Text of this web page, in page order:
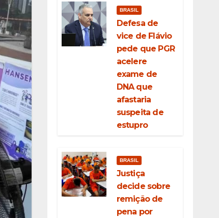
BRASIL
Defesa de
vice de Flávio
pede que PGR
acelere
exame de
DNA que
afastaria
suspeita de
estupro
BRASIL
Justiça
decide sobre
remição de
pena por